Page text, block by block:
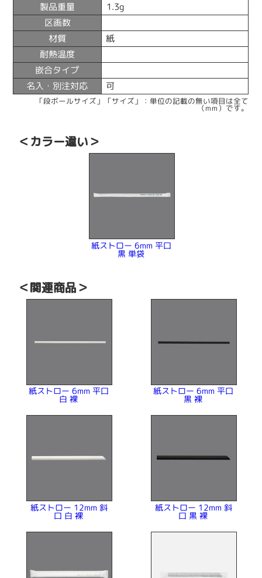
製品重量 1.3g
区画数
材質 紙
耐熱温度
嵌合タイプ
名入・別注対応 可
「段ボールサイズ」「サイズ」：単位の記載の無い項目は全て
（mm）です。
＜カラー違い＞
紙ストロー 6mm 平口
黒 単袋
＜関連商品＞
紙ストロー 6mm 平口
白 裸
紙ストロー 6mm 平口
黒 裸
紙ストロー 12mm 斜
口 白 裸
紙ストロー 12mm 斜
口 黒 裸